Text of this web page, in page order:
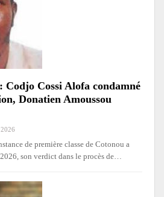
Cossi Alofa condamné
Donatien Amoussou
de première classe de Cotonou a
son verdict dans le procès de